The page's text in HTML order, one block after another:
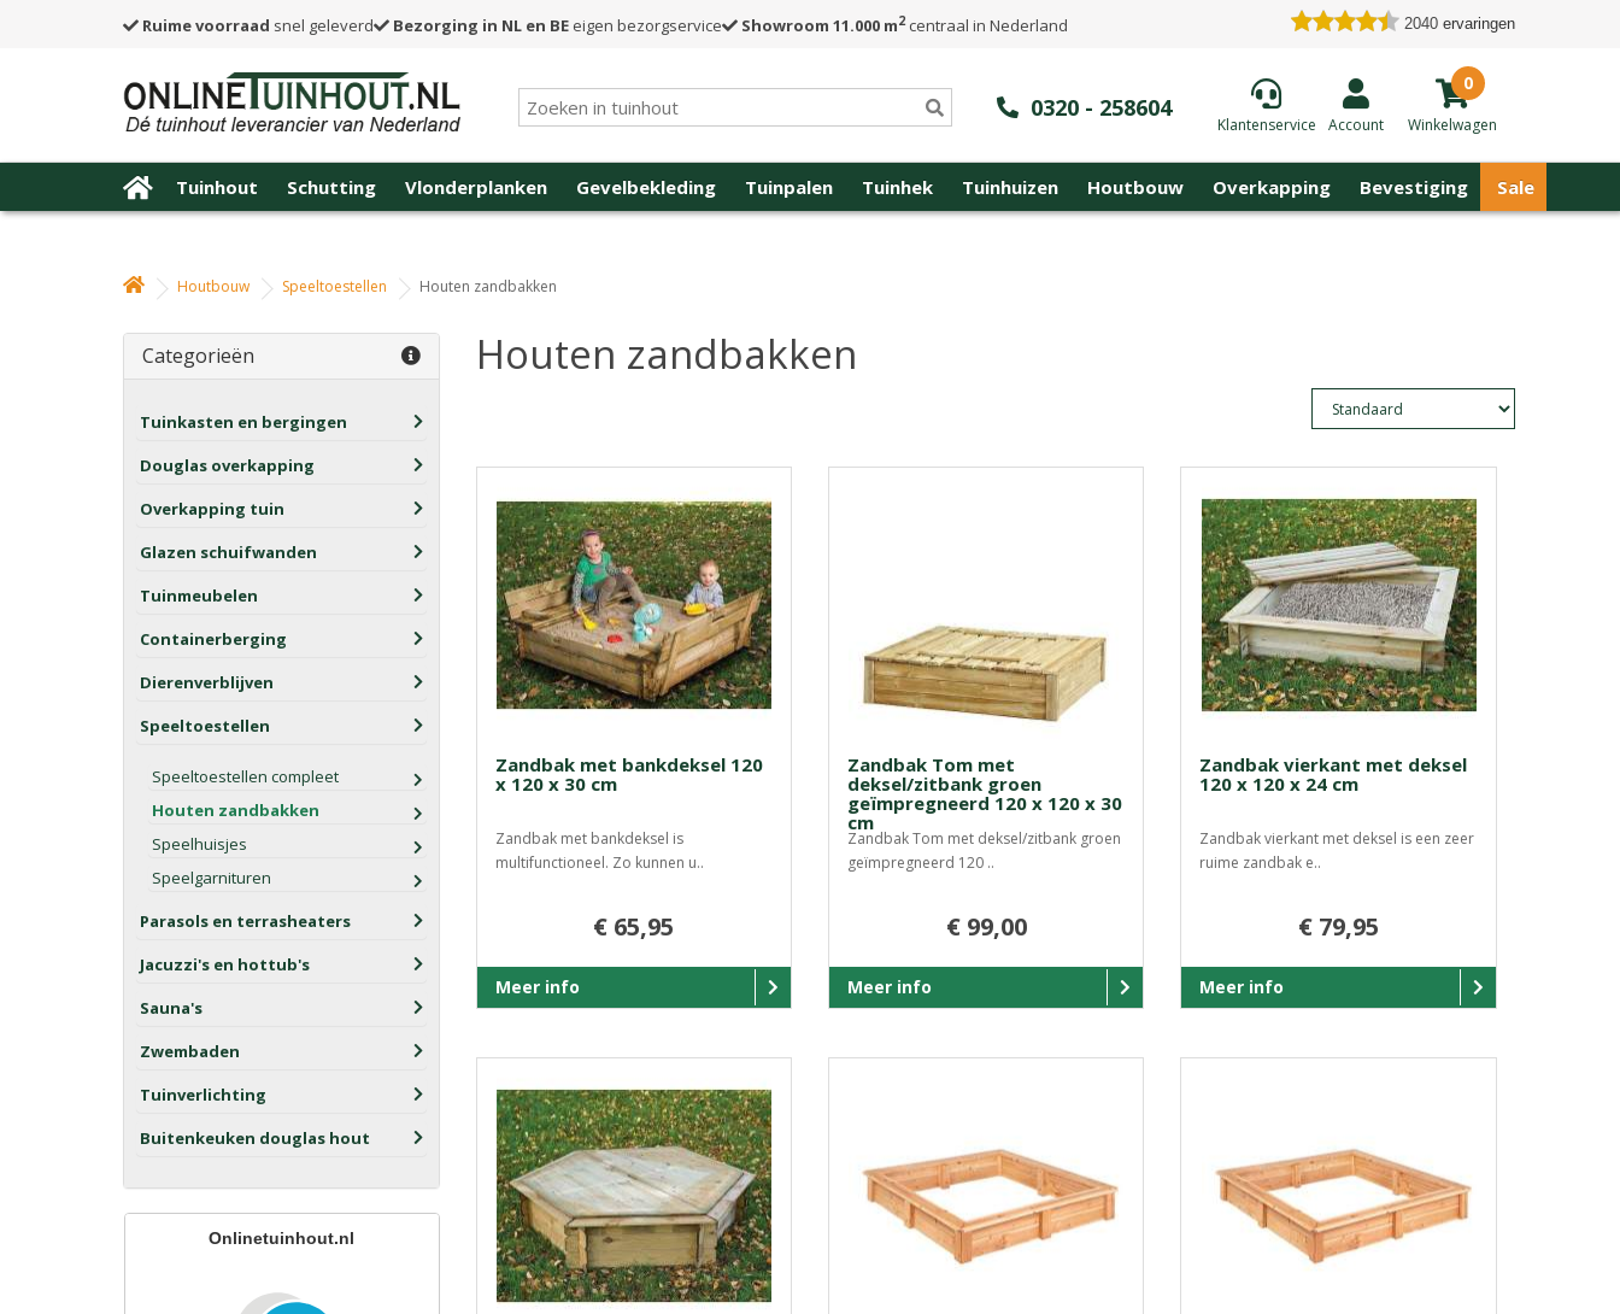
Ruime voorraad snel geleverd Bezorging in NL en BE eigen bezorgservice Showroom 11.000 m2centraal in Nederland 2040 ervaringen
0320 - 258604
Klantenservice Account
0
Winkelwagen
Tuinhout Schutting Vlonderplanken Gevelbekleding Tuinpalen Tuinhek Tuinhuizen Houtbouw Overkapping Bevestiging Sale
Houtbouw Speeltoestellen Houten zandbakken
Categorieën
Tuinkasten en bergingen
Douglas overkapping
Overkapping tuin
Glazen schuifwanden
Tuinmeubelen
Containerberging
Dierenverblijven
Speeltoestellen
Speeltoestellen compleet
Houten zandbakken
Speelhuisjes
Speelgarnituren
Parasols en terrasheaters
Jacuzzi's en hottub's
Sauna's
Zwembaden
Tuinverlichting
Buitenkeuken douglas hout
Onlinetuinhout.nl
Houten zandbakken
Zandbak met bankdeksel 120
x 120 x 30 cm
Zandbak met bankdeksel is
multifunctioneel. Zo kunnen u..
€ 65,95
Meer info
Zandbak Tom met
deksel/zitbank groen
geïmpregneerd 120 x 120 x 30
cm
Zandbak Tom met deksel/zitbank groen
geïmpregneerd 120 ..
€ 99,00
Meer info
Zandbak vierkant met deksel
120 x 120 x 24 cm
Zandbak vierkant met deksel is een zeer
ruime zandbak e..
€ 79,95
Meer info